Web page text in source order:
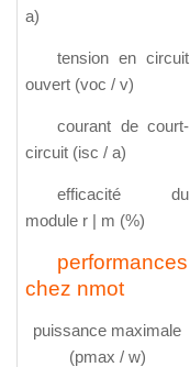
a)
tension en circuit
ouvert (voc / v)
courant de court-
circuit (isc / a)
efficacité du
module r | m (%)
performances
chez nmot
puissance maximale
(pmax / w)